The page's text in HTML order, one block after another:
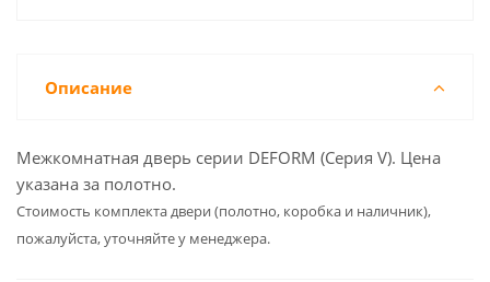
Описание
Межкомнатная дверь серии DEFORM (Серия V). Цена
указана за полотно.
Cтоимость комплекта двери (полотно, коробка и наличник),
пожалуйста, уточняйте у менеджера.